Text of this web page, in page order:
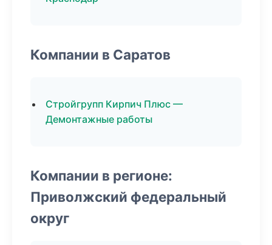
Компании в Саратов
Стройгрупп Кирпич Плюс —
Демонтажные работы
Компании в регионе:
Приволжский федеральный
округ